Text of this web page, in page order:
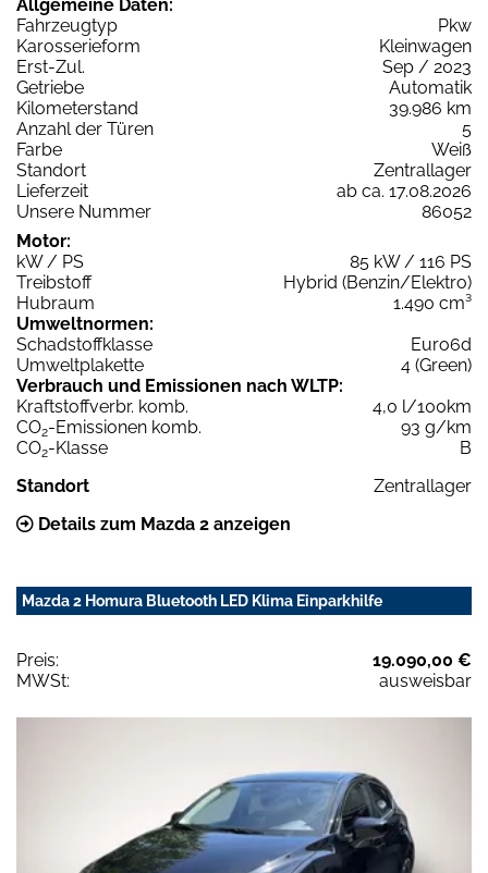
Allgemeine Daten:
Fahrzeugtyp
Pkw
Karosserieform
Kleinwagen
Erst-Zul.
Sep / 2023
Getriebe
Automatik
Kilometerstand
39.986 km
Anzahl der Türen
5
Farbe
Weiß
Standort
Zentrallager
Lieferzeit
ab ca. 17.08.2026
Unsere Nummer
86052
Motor:
kW / PS
85 kW / 116 PS
Treibstoff
Hybrid (Benzin/Elektro)
Hubraum
1.490 cm³
Umweltnormen:
Schadstoffklasse
Euro6d
Umweltplakette
4 (Green)
Verbrauch und Emissionen nach WLTP:
Kraftstoffverbr. komb.
4,0 l/100km
CO2-Emissionen komb.
93 g/km
CO2-Klasse
B
Standort
Zentrallager
Details zum Mazda 2 anzeigen
Mazda 2 Homura Bluetooth LED Klima Einparkhilfe
Preis:
19.090,00 €
MWSt:
ausweisbar